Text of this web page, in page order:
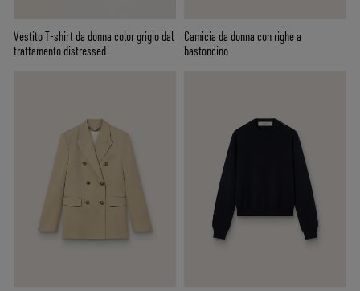
Vestito T-shirt da donna color grigio dal
trattamento distressed
Camicia da donna con righe a
bastoncino